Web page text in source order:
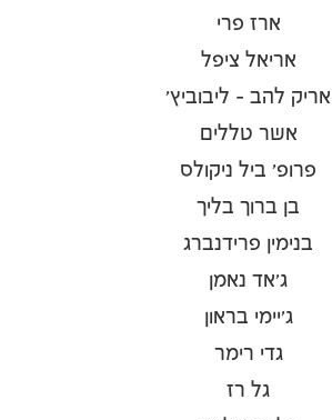
ארז פרי
אריאל ציפל
אריק להב - ליבוביץ'
אשר טללים
פרופ' ביל ניקולס
בן ברוך בליך
בנימין פרידנברג
ג'אד נאמן
ג'יימי בראון
גדי רימר
גל רז